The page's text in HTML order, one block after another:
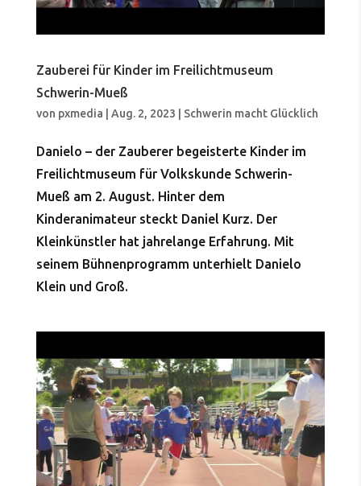
Zauberei für Kinder im Freilichtmuseum
Schwerin-Mueß
von pxmedia Aug. 2, 2023 Schwerin macht Glücklich
Danielo – der Zauberer begeisterte Kinder im
Freilichtmuseum für Volkskunde Schwerin-
Mueß am 2. August. Hinter dem
Kinderanimateur steckt Daniel Kurz. Der
Kleinkünstler hat jahrelange Erfahrung. Mit
seinem Bühnenprogramm unterhielt Danielo
Klein und Groß.